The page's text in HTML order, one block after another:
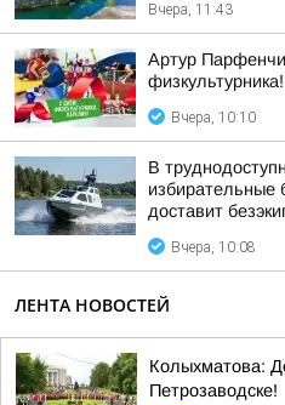
Вчера, 11:43
Артур
физкультурника!
Вчера, 10:10
В
избирательные
доставит
Вчера, 10:08
ЛЕНТА НОВОСТЕЙ
Колыхматова:
Петрозаводске!